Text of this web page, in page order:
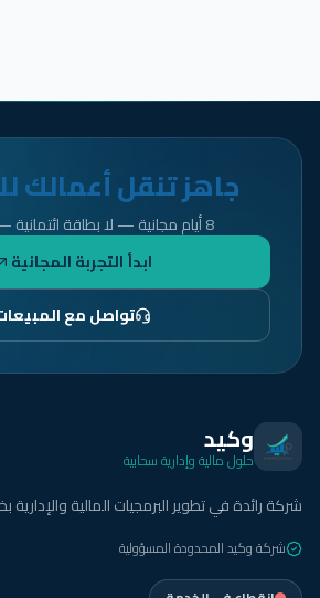
جاهز تنقل أعمالك
8 أيام مجانية — لا بطاقة ائتمانية — لا التزامات
ابدأ التجربة المجانية
تواصل مع
وكيد
حلول مالية وإدارية سحابية
شركة رائدة في تطوير البرمجيات المالية والإدارية بخبرة
شركة وكيد المحدودة المسؤولية